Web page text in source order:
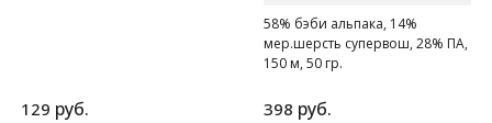
129 руб.
58% бэби альпака, 14%
мер.шерсть супервош, 28% ПА,
150 м, 50 гр.
398 руб.